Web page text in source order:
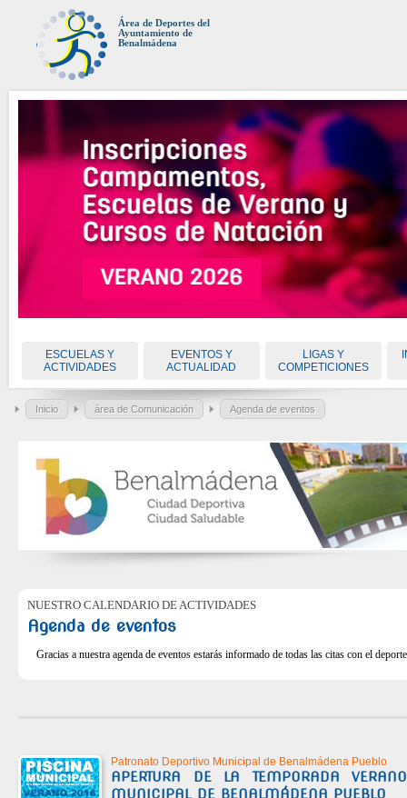
Área de Deportes del
Ayuntamiento de
Benalmádena
ESCUELAS Y
ACTIVIDADES
EVENTOS Y
ACTUALIDAD
LIGAS Y
COMPETICIONES
Inicio área de Comunicación Agenda de eventos
NUESTRO CALENDARIO DE ACTIVIDADES
Agenda de eventos
Gracias a nuestra agenda de eventos estarás informado de todas las citas con el
Patronato Deportivo Municipal de Benalmádena Pueblo
APERTURA DE LA TEMPORADA
MUNICIPAL DE BENALMÁDENA PUEBLO